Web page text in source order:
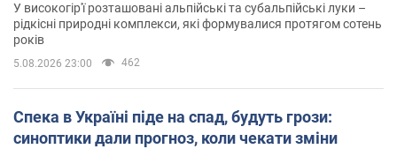
У високогір'ї розташовані альпійські та субальпійські луки –
рідкісні природні комплекси, які формувалися протягом сотень
років
5.08.2026 23:00 462
Спека в Україні піде на спад, будуть грози:
синоптики дали прогноз, коли чекати зміни